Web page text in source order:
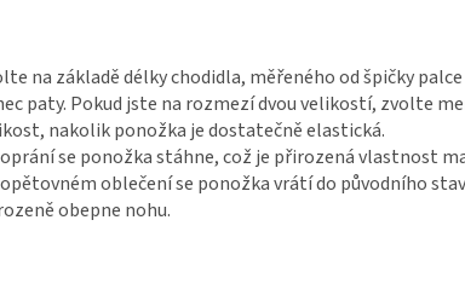
na základě délky chodidla, měřeného od špičky
paty. Pokud jste na rozmezí dvou velikostí, zvolte
nakolik ponožka je dostatečně elastická.
se ponožka stáhne, což je přirozená vlastnost
oblečení se ponožka vrátí do původního
obepne nohu.